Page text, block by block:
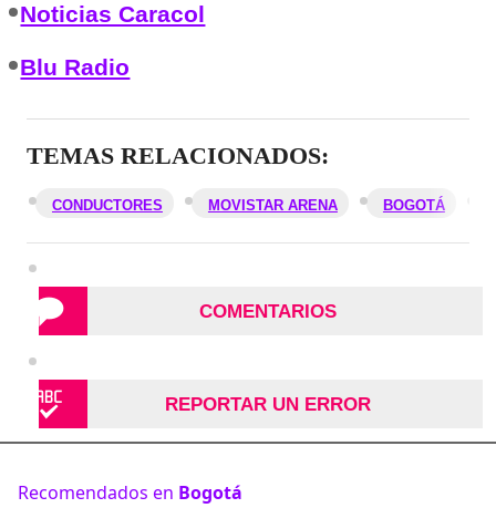
Noticias Caracol
Blu Radio
TEMAS RELACIONADOS:
CONDUCTORES MOVISTAR ARENA BOGOTÁ
COMENTARIOS
REPORTAR UN ERROR
Recomendados en Bogotá